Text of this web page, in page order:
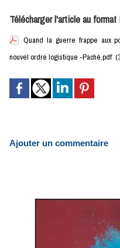
Télécharger l'article au
Quand la guerre frappe aux
nouvel ordre logistique -Paché.pdf
Ajouter un commentaire